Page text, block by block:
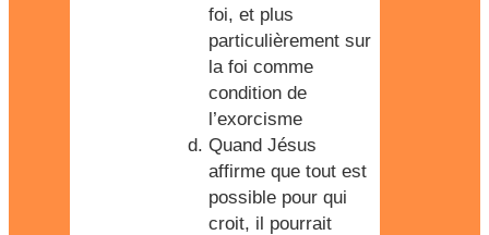
foi, et plus
particulièrement sur
la foi comme
condition de
l’exorcisme
Quand Jésus
affirme que tout est
possible pour qui
croit, il pourrait